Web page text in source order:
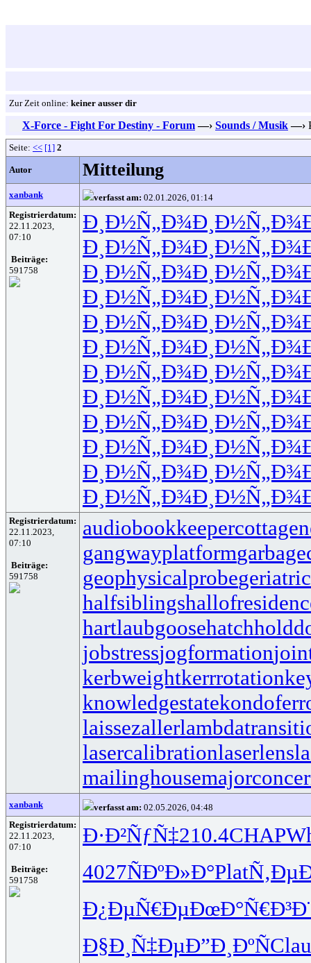
Zur Zeit online: keiner ausser dir
X-Force - Fight For Destiny - Forum —› Sounds / Musik —›
Seite: << [1] 2
Autor Mitteilung
xanbank verfasst am: 02.01.2026, 01:14
Registrierdatum:
22.11.2023,
07:10
Beiträge:
591758
Ð¸Ð½Ñ„Ð¾Ð¸Ð½Ñ„Ð¾
Ð¸Ð½Ñ„Ð¾Ð¸Ð½Ñ„Ð¾
Ð¸Ð½Ñ„Ð¾Ð¸Ð½Ñ„Ð¾
Ð¸Ð½Ñ„Ð¾Ð¸Ð½Ñ„Ð¾
Ð¸Ð½Ñ„Ð¾Ð¸Ð½Ñ„Ð¾
Ð¸Ð½Ñ„Ð¾Ð¸Ð½Ñ„Ð¾
Ð¸Ð½Ñ„Ð¾Ð¸Ð½Ñ„Ð¾
Ð¸Ð½Ñ„Ð¾Ð¸Ð½Ñ„Ð¾
Ð¸Ð½Ñ„Ð¾Ð¸Ð½Ñ„Ð¾
Ð¸Ð½Ñ„Ð¾Ð¸Ð½Ñ„Ð¾
Ð¸Ð½Ñ„Ð¾Ð¸Ð½Ñ„Ð¾
Ð¸Ð½Ñ„Ð¾Ð¸Ð½Ñ„Ð¾
Registrierdatum:
22.11.2023,
07:10
Beiträge:
591758
audiobookkeeper
gangwayplatform
geophysicalprobe
halfsiblings
hartlaubgoose
jobstressjogformation
kerbweightkerrrotation
knowledgestate
laissezaller
lasercalibrationlaserlens
mailinghouse
xanbank verfasst am: 02.05.2026, 04:48
Registrierdatum:
22.11.2023,
07:10
Beiträge:
591758
Ð·Ð²ÑƒÑ‡210.4CHAP
4027ÑÐºÐ»Ð°Plat
Ð¿ÐµÑ€ÐµÐœÐ°Ñ€Ð³
Ð§Ð¸Ñ‡ÐµÐ”Ð¸ÐºÑClau